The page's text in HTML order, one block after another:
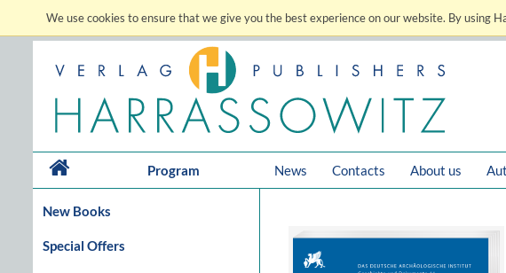
We use cookies to ensure that we give you the best experience on our website. By using
Program News Contacts About us
New Books
Special Offers